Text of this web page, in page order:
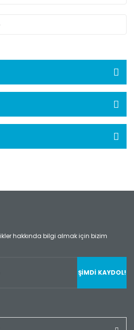
hakkında bilgi almak için bizim
ŞİMDİ KAYDOL!